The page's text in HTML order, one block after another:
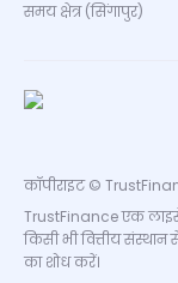
समय क्षेत्र (सिंगापुर)
कॉपीराइट ©
TrustFinance एक
किसी भी वित्तीय
का शोध करें।